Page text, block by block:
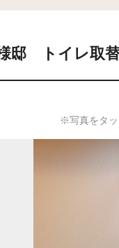
邸 トイレ取
※写真をタッ